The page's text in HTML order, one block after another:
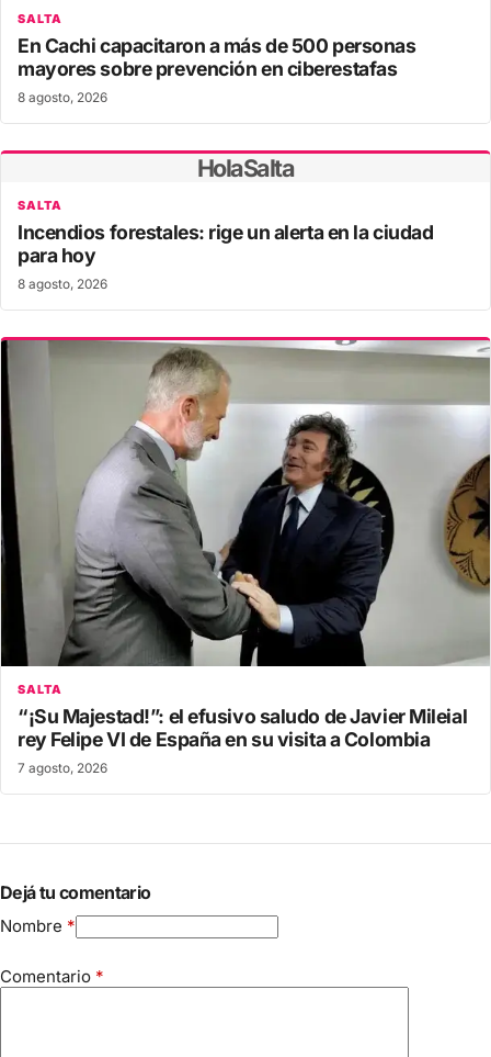
SALTA
En Cachi capacitaron a más de 500 personas
mayores sobre prevención en ciberestafas
8 agosto, 2026
HolaSalta
SALTA
Incendios forestales: rige un alerta en la ciudad
para hoy
8 agosto, 2026
SALTA
“¡Su Majestad!”: el efusivo saludo de Javier Mileial
rey Felipe VI de España en su visita a Colombia
7 agosto, 2026
Dejá tu comentario
Nombre *
Comentario *